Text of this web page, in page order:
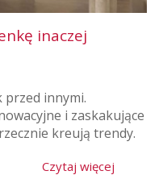
inaczej
innymi.
i zaskakujące
kreują trendy.
Czytaj więcej